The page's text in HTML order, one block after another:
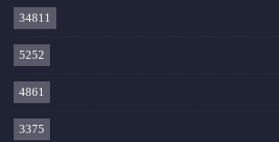
34811
5252
4861
3375